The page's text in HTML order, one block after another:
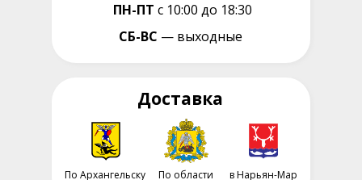
ПН-ПТ с 10:00 до 18:30
СБ-ВС — выходные
Доставка
По Архангельску в Нарьян-Мар
По области